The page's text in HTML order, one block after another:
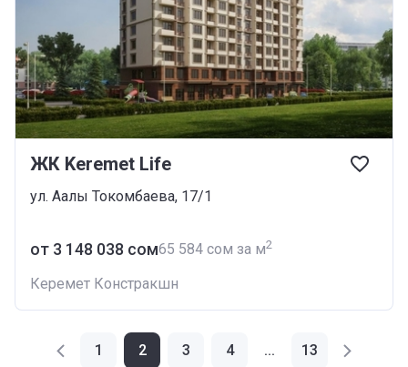
ЖК Keremet Life
ул. Аалы Токомбаева, 17/1
от ‍3 148 038 сом‍65 584 сом за м2
Керемет Констракшн
1 2 3 4 ... 13